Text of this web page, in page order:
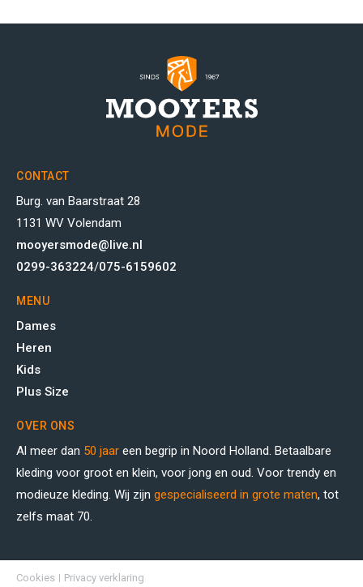
CONTACT
Burg. van Baarstraat 28
1131 WV Volendam
mooyersmode@live.nl
0299-363224/075-6159602
MENU
Dames
Heren
Kids
Plus Size
OVER ONS
Al meer dan 50 jaar een begrip in Noord Holland. Betaalbare
kleding voor groot en klein, voor jong en oud. Voor trendy en
modieuze kleding. Wij zijn gespecialiseerd in grote maten, tot
zelfs maat 70.
Cookies Privacy verklaring